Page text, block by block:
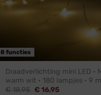
8 functies
Draadverlichting mini LED ·
warm wit · 180 lampjes · 9 m
€18,95 Oorspronkelijke
€16,95Huidige